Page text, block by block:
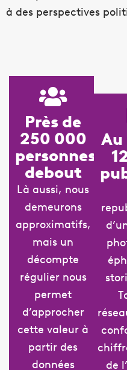
à des perspectives
Près de
250 000
personnes
debout
Là aussi, nous
demeurons
approximatifs,
mais un
décompte
régulier nous
permet
d’approcher
cette valeur à
partir des
données
Au
de